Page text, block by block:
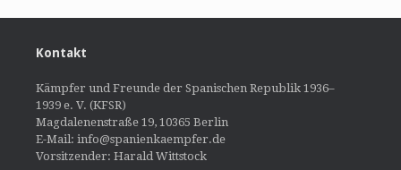
Kontakt
Kämpfer und Freunde der Spanischen Republik 1936–
1939 e. V. (KFSR)
Magdalenenstraße 19, 10365 Berlin
E-Mail: info@spanienkaempfer.de
Vorsitzender: Harald Wittstock